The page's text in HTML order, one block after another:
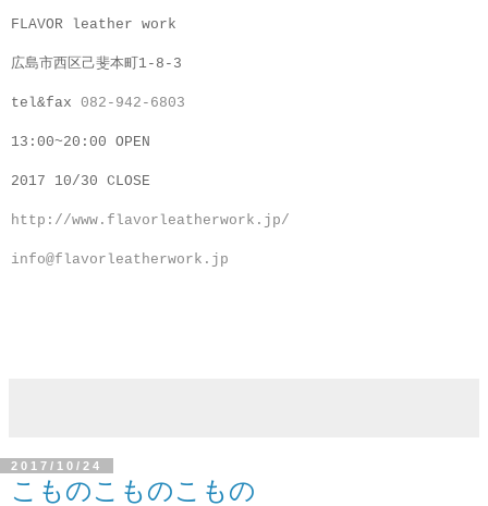
FLAVOR leather work
広島市西区己斐本町1-8-3
tel&fax 082-942-6803
13:00~20:00 OPEN
2017 10/30 CLOSE
http://www.flavorleatherwork.jp/
info@flavorleatherwork.jp
2017/10/24
こものこものこもの